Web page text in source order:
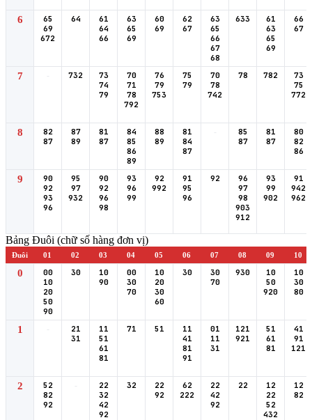
6
65
69
672
64
61
64
66
63
65
69
60
69
62
67
63
65
66
67
68
633
61
63
65
69
66
67
7 - 732
73
74
79
70
71
78
792
76
79
753
75
79
70
78
742
78 782
73
75
772
8
82
87
87
89
81
87
84
85
86
89
88
89
81
84
87
-
85
87
81
87
80
82
86
9
90
92
93
96
95
97
932
90
92
96
98
93
96
99
92
992
91
95
96
92
96
97
98
903
912
93
99
902
91
942
962
Bảng Đuôi (chữ số hàng đơn vị)
Đuôi 01 02 03 04 05 06 07 08 09 10
0
00
10
20
50
90
30
10
90
00
30
70
10
20
30
60
30
30
70
930
10
50
920
10
30
80
1 -
21
31
11
51
61
81
71 51
11
41
81
91
01
11
31
121
921
51
61
81
41
91
121
2
52
82
92
-
22
32
42
92
32
22
92
62
222
22
42
92
22
12
22
52
432
12
82